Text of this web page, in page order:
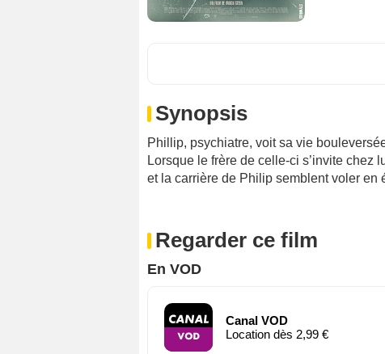
Synopsis
Phillip, psychiatre, voit sa vie
Lorsque le frère de celle-ci s’invite chez
et la carrière de Philip semblent voler en
Regarder ce film
En VOD
Canal VOD
Location dès 2,99 €